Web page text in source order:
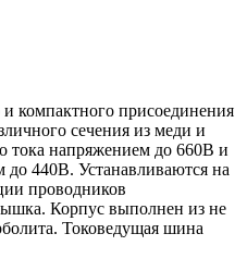
компактного присоединения
сечения из меди и
тока напряжением до 660В и
до 440В. Устанавливаются на
проводников
Корпус выполнен из не
Токоведущая шина